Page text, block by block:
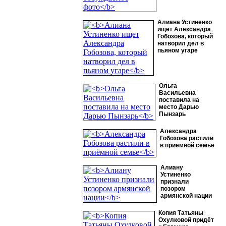
Алиана Устиненко
ищет Александра
Гобозова, который
натворил дел в
пьяном угаре
Ольга
Васильевна
поставила на
место Дарью
Пынзарь
Александра
Гобозова растили
в приёмной семье
Алиану
Устиненко
признали
позором
армянской нации
Копия Татьяны
Охулковой придёт